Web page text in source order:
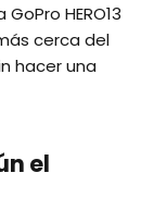
HERO13
cerca del
hacer una
el